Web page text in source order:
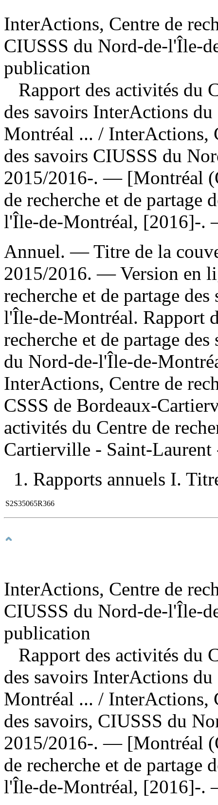
InterActions, Centre de
CIUSSS du Nord-de-l'Île-
publication
Rapport des activités du
des savoirs InterActions
Montréal ... / InterActions,
des savoirs CIUSSS du
2015/2016-. — [Montréal
de recherche et de partage
l'Île-de-Montréal, [2016]-.
Annuel. — Titre de la
2015/2016. —Version en
recherche et de partage
l'Île-de-Montréal. Rapport
recherche et de partage
du Nord-de-l'Île-de-
InterActions, Centre de
CSSS de Bordeaux-
activités du Centre de
Cartierville - Saint-
1. Rapports annuels I.
S2S35065R366
InterActions, Centre de
CIUSSS du Nord-de-l'Île-
publication
Rapport des activités du
des savoirs InterActions
Montréal ... / InterActions,
des savoirs, CIUSSS du
2015/2016-. — [Montréal
de recherche et de partage
l'Île-de-Montréal, [2016]-.